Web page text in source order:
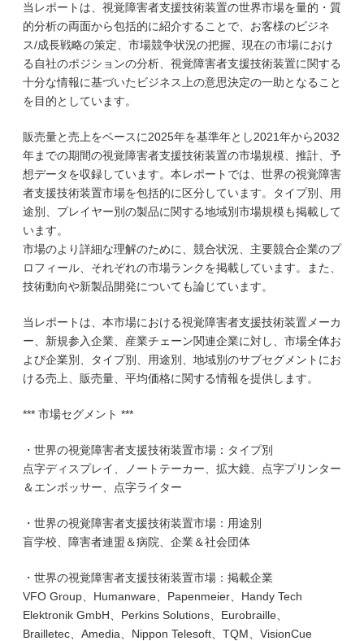
当レポートは、視覚障害者支援技術装置の世界市場を量的・質
的分析の両面から包括的に紹介することで、お客様のビジネ
ス/成長戦略の策定、市場競争状況の把握、現在の市場におけ
る自社のポジションの分析、視覚障害者支援技術装置に関する
十分な情報に基づいたビジネス上の意思決定の一助となること
を目的としています。
販売量と売上をベースに2025年を基準年とし2021年から2032
年までの期間の視覚障害者支援技術装置の市場規模、推計、予
想データを収録しています。本レポートでは、世界の視覚障害
者支援技術装置市場を包括的に区分しています。タイプ別、用
途別、プレイヤー別の製品に関する地域別市場規模も掲載して
います。
市場のより詳細な理解のために、競合状況、主要競合企業のプ
ロフィール、それぞれの市場ランクを掲載しています。また、
技術動向や新製品開発についても論じています。
当レポートは、本市場における視覚障害者支援技術装置メーカ
ー、新規参入企業、産業チェーン関連企業に対し、市場全体お
よび企業別、タイプ別、用途別、地域別のサブセグメントにお
ける売上、販売量、平均価格に関する情報を提供します。
*** 市場セグメント ***
・世界の視覚障害者支援技術装置市場：タイプ別
点字ディスプレイ、ノートテーカー、拡大鏡、点字プリンター
＆エンボッサー、点字ライター
・世界の視覚障害者支援技術装置市場：用途別
盲学校、障害者連盟＆病院、企業＆社会団体
・世界の視覚障害者支援技術装置市場：掲載企業
VFO Group、Humanware、Papenmeier、Handy Tech
Elektronik GmbH、Perkins Solutions、Eurobraille、
Brailletec、Amedia、Nippon Telesoft、TQM、VisionCue